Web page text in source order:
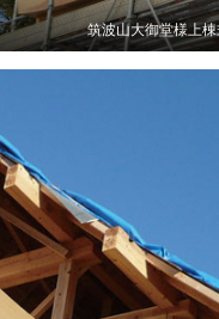
筑波山大御堂様上